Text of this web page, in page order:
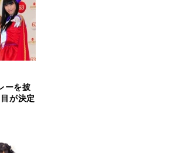
ーを披
が決定